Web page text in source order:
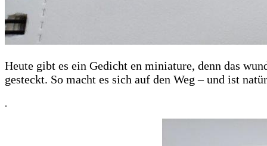
Heute gibt es ein Gedicht en miniature, denn das
gesteckt. So macht es sich auf den Weg – und ist
.